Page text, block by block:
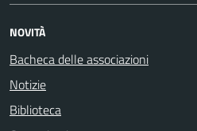
NOVITÀ
Bacheca delle associazioni
Notizie
Biblioteca